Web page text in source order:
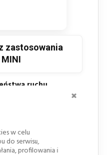
w celu
do serwisu,
profilowania i
zastosowania
ruchu
manewrów.
– za pomocą